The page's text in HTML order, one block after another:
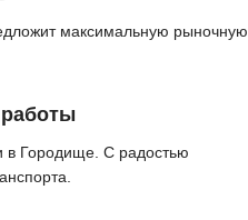
максимальную рыночную
Городище. С радостью